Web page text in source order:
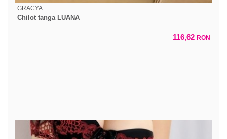
GRACYA
Chilot tanga LUANA
116,62 RON